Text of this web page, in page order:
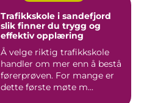
Trafikkskole i sandefjord
slik finner du trygg og
effektiv opplæring
Å velge riktig trafikkskole
handler om mer enn å bestå
førerprøven. For mange er
dette første møte m...